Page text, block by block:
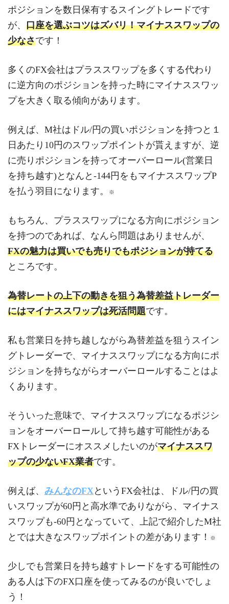
ポジションを数日保有するスイングトレードです
が、 口座を選ぶコツはズバリ！マイナススワップの
少なさです！
多くのFX会社はプラススワップを多くする代わり
に逆方向のポジションを持った時にマイナススワッ
プを大きく取る傾向があります。
例えば、M社はドル/円の買いポジションを持つと１
日あたり10円のスワップポイントが貰えますが、逆
に売りポジションを持ってオーバーロール(営業日
を持ち越す)となんと-144円をもマイナススワップP
を払う羽目になります。
※
もちろん、プラススワップになる方向にポジション
を持つのであれば、なんら問題はありませんが、
FXの魅力は買いでも売りでもポジションが持てる
ところです。
為替レートの上下の動きを狙う為替差益トレーダー
にはマイナススワップは死活問題です。
私も営業日を持ち越しながら為替差益を狙うスイン
グトレーダーで、マイナススワップになる方向にポ
ジションを持ちながらオーバーロールすることはよ
くあります。
そういった意味で、マイナススワップになるポジシ
ョンをオーバーロールして持ち越す可能性がある
FXトレーダーにオススメしたいのがマイナススワ
ップの少ないFX業者です。
例えば、 みんなのFXというFX会社は、ドル/円の買
いスワップが60円と高水準でありながら、マイナス
スワップも-60円となっていて、上記で紹介したM社
とでは大きなスワップポイントの差があります！
※
少しでも営業日を持ち越すトレードをする可能性の
ある人は下のFX口座を使ってみるのが良いでしょ
う！